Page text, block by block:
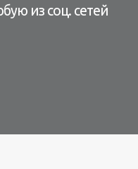
из соц. сетей